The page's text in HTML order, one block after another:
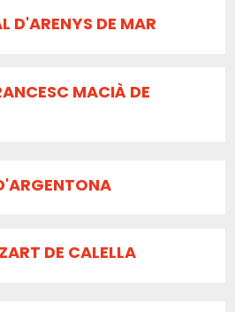
D'ARENYS DE MAR
MACIÀ DE
DE CALELLA